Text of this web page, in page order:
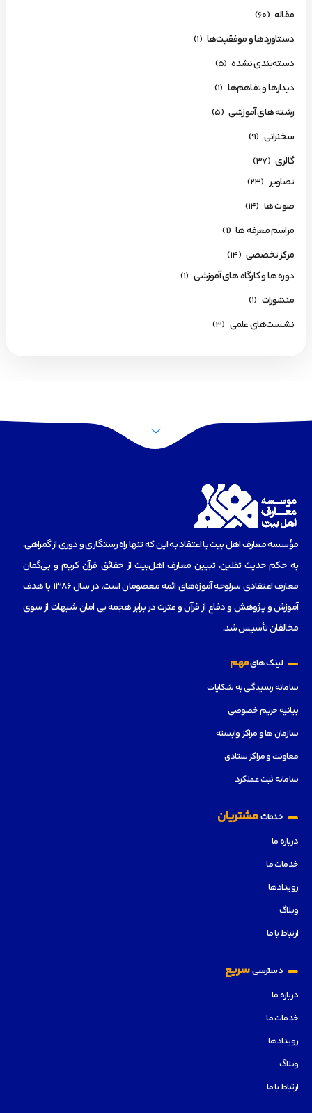
مقاله (60)
دستاوردها و موفقیت‌ها (1)
دسته‌بندی نشده (5)
دیدارها و تفاهم‌ها (1)
رشته های آموزشی (5)
سخنرانی (9)
گالری (37)
تصاویر (23)
صوت ها (14)
مراسم معرفه ها (1)
مرکز تخصصی (14)
دوره ها و کارگاه های آموزشی (1)
منشورات (1)
نشست‌های علمی (3)
مؤسسه‌ معارف اهل بیت با اعتقاد به این که تنها راه رستگاری و دوری از گمراهی،
به حکم حدیث ثقلین، تبیین معارف اهل‌بیت از حقائق قرآن کریم و بی‌گمان
معارف اعتقادی سرلوحه آموزه‌های ائمه معصومان است، در سال 1386 با هدف
آموزش و پژوهش و دفاع از قرآن و عترت در برابر هجمه بی امان شبهات از سوی
مخالفان تأسیس شد.
لینک هایمهم
سامانه رسیدگی به شکایات
بیانیه حریم خصوصی
سازمان ها و مراکز وابسته
معاونت و مراکز ستادی
سامانه ثبت عملکرد
خدماتمشتریان
درباره ما
خدمات ما
رویدادها
وبلاگ
ارتباط با ما
دسترسیسریع
درباره ما
خدمات ما
رویدادها
وبلاگ
ارتباط با ما